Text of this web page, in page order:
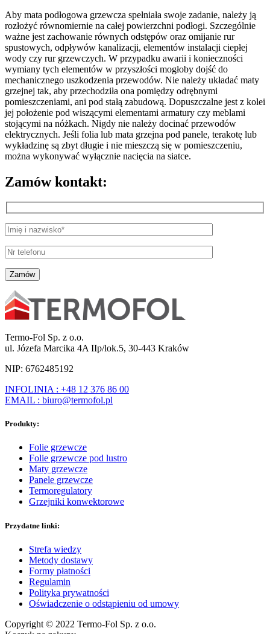
Aby mata podłogowa grzewcza spełniała swoje zadanie, należy ją
rozłożyć równomiernie na całej powierzchni podłogi. Szczególnie
ważne jest zachowanie równych odstępów oraz omijanie rur
spustowych, odpływów kanalizacji, elementów instalacji ciepłej
wody czy rur grzewczych. W przypadku awarii i konieczności
wymiany tych elementów w przyszłości mogłoby dojść do
mechanicznego uszkodzenia przewodów. Nie należy układać maty
grzejnej tak, aby przechodziła ona pomiędzy odrębnymi
pomieszczeniami, ani pod stałą zabudową. Dopuszczalne jest z kolei
jej położenie pod wiszącymi elementami armatury czy meblami
stojącymi na nóżkach. Nigdy nie należy docinać przewodów
elektrycznych. Jeśli folia lub mata grzejna pod panele, terakotę lub
wykładzinę są zbyt długie i nie mieszczą się w pomieszczeniu,
można wykonywać wyłącznie nacięcia na siatce.
Zamów kontakt:
Termo-Fol Sp. z o.o.
ul. Józefa Marcika 4A IIp/lok.5, 30-443 Kraków
NIP: 6762485192
INFOLINIA : +48 12 376 86 00
EMAIL : biuro@termofol.pl
Produkty:
Folie grzewcze
Folie grzewcze pod lustro
Maty grzewcze
Panele grzewcze
Termoregulatory
Grzejniki konwektorowe
Przydatne linki:
Strefa wiedzy
Metody dostawy
Formy płatności
Regulamin
Polityka prywatności
Oświadczenie o odstąpieniu od umowy
Copyright © 2022 Termo-Fol Sp. z o.o.